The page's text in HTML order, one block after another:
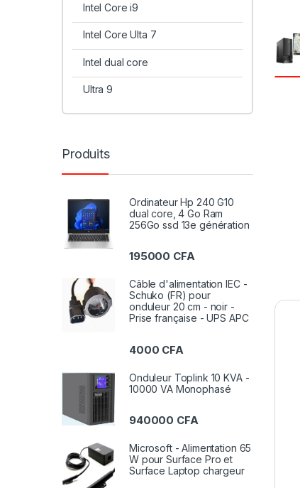
Intel Core i9
Intel Core Ulta 7
Intel dual core
Ultra 9
Produits
Ordinateur Hp 240 G10
dual core, 4 Go Ram
256Go ssd 13e génération
195000 CFA
Câble d'alimentation IEC -
Schuko (FR) pour
onduleur 20 cm - noir -
Prise française - UPS APC
4000 CFA
Onduleur Toplink 10 KVA -
10000 VA Monophasé
940000 CFA
Microsoft - Alimentation 65
W pour Surface Pro et
Surface Laptop chargeur